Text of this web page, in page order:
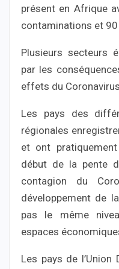
présent en Afrique
contaminations et
Plusieurs secteurs
par les
effets du
Les pays des
régionales
et ont
début de la pente
contagion du
développement de
pas le même
espaces
Les pays de l’Union